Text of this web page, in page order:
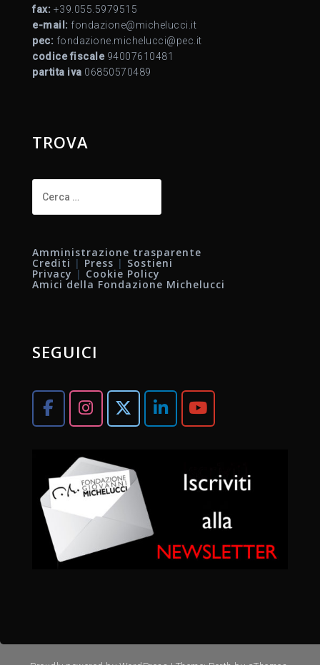
fax: +39.055.5979515
e-mail: fondazione@michelucci.it
pec: fondazione.michelucci@pec.it
codice fiscale94007610481
partita iva 06850570489
TROVA
per:
Amministrazione trasparente
Crediti | Press | Sostieni
Privacy | Cookie Policy
Amici della Fondazione Michelucci
SEGUICI